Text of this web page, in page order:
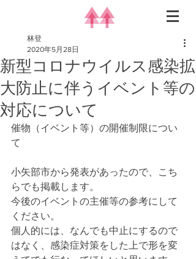
新型コロナウイルス感染拡
大防止に伴うイベント等の
対応について
林登
2020年5月28日
催物（イベント等）の開催制限につい
て
小矢部市から発表があったので、こち
らでも掲載します。
今後のイベントの主催等の参考にして
ください。
個人的には、なんでも中止にするので
はなく、感染症対策をした上で形を変